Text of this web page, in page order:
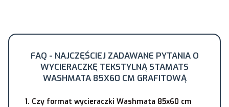
FAQ - NAJCZĘŚCIEJ ZADAWANE PYTANIA O
WYCIERACZKĘ TEKSTYLNĄ STAMATS
WASHMATA 85X60 CM GRAFITOWĄ
1. Czy format wycieraczki Washmata 85x60 cm